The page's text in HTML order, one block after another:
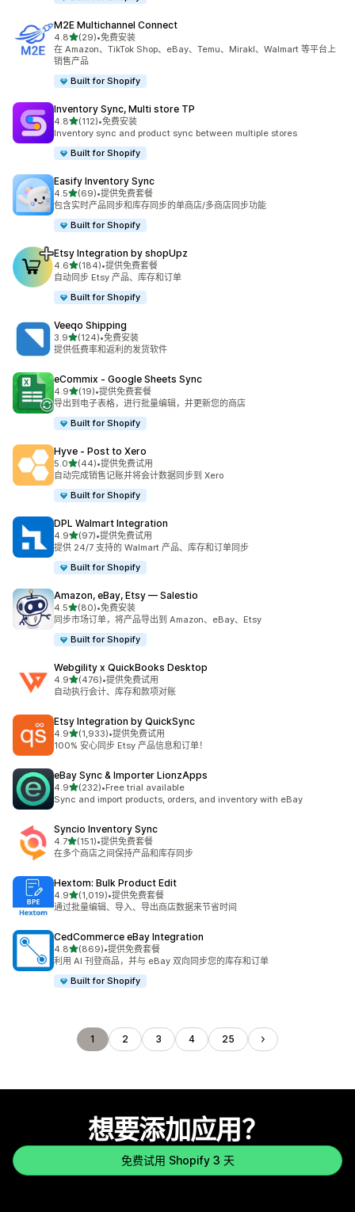
M2E Multichannel Connect
4.8星（满分 5 星）
(29)
总共 29 条评论
•免费安装
在 Amazon、TikTok Shop、eBay、Temu、Mirakl、Walmart 等平台上
销售产品
Built for Shopify
Inventory Sync, Multi store TP
4.8星（满分 5 星）
(112)
总共 112 条评论
•免费安装
Inventory sync and product sync between multiple stores
Built for Shopify
Easify Inventory Sync
4.5星（满分 5 星）
(69)
总共 69 条评论
•提供免费套餐
包含实时产品同步和库存同步的单商店/多商店同步功能
Built for Shopify
Etsy Integration by shopUpz
4.6星（满分 5 星）
(184)
总共 184 条评论
•提供免费套餐
自动同步 Etsy 产品、库存和订单
Built for Shopify
Veeqo Shipping
3.9星（满分 5 星）
(124)
总共 124 条评论
•免费安装
提供低费率和返利的发货软件
eCommix ‑ Google Sheets Sync
4.9星（满分 5 星）
(19)
总共 19 条评论
•提供免费套餐
导出到电子表格，进行批量编辑，并更新您的商店
Built for Shopify
Hyve ‑ Post to Xero
5.0星（满分 5 星）
(44)
总共 44 条评论
•提供免费试用
自动完成销售记账并将会计数据同步到 Xero
Built for Shopify
DPL Walmart Integration
4.9星（满分 5 星）
(97)
总共 97 条评论
•提供免费试用
提供 24/7 支持的 Walmart 产品、库存和订单同步
Built for Shopify
Amazon, eBay, Etsy — Salestio
4.5星（满分 5 星）
(80)
总共 80 条评论
•免费安装
同步市场订单，将产品导出到 Amazon、eBay、Etsy
Built for Shopify
Webgility x QuickBooks Desktop
4.9星（满分 5 星）
(476)
总共 476 条评论
•提供免费试用
自动执行会计、库存和款项对账
Etsy Integration by QuickSync
4.9星（满分 5 星）
(1,933)
总共 1933 条评论
•提供免费试用
100% 安心同步 Etsy 产品信息和订单！
eBay Sync & Importer LionzApps
4.9星（满分 5 星）
(232)
总共 232 条评论
•Free trial available
Sync and import products, orders, and inventory with eBay
Syncio Inventory Sync
4.7星（满分 5 星）
(151)
总共 151 条评论
•提供免费套餐
在多个商店之间保持产品和库存同步
Hextom: Bulk Product Edit
4.9星（满分 5 星）
(1,019)
总共 1019 条评论
•提供免费套餐
通过批量编辑、导入、导出商店数据来节省时间
CedCommerce eBay Integration
4.8星（满分 5 星）
(869)
总共 869 条评论
•提供免费套餐
利用 AI 刊登商品，并与 eBay 双向同步您的库存和订单
Built for Shopify
1 2 3 4 25
想要添加应用？
免费试用 Shopify 3 天